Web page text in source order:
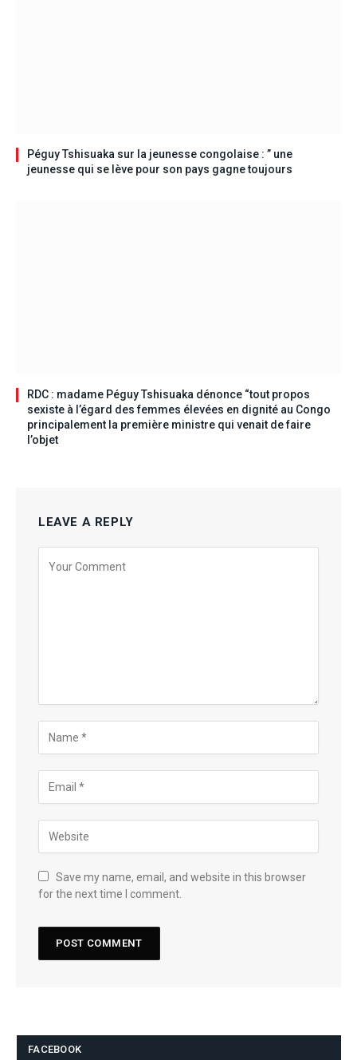
Péguy Tshisuaka sur la jeunesse congolaise : ” une
jeunesse qui se lève pour son pays gagne toujours
RDC : madame Péguy Tshisuaka dénonce “tout propos
sexiste à l’égard des femmes élevées en dignité au Congo
principalement la première ministre qui venait de faire
l’objet
LEAVE A REPLY
Save my name, email, and website in this browser
for the next time I comment.
FACEBOOK